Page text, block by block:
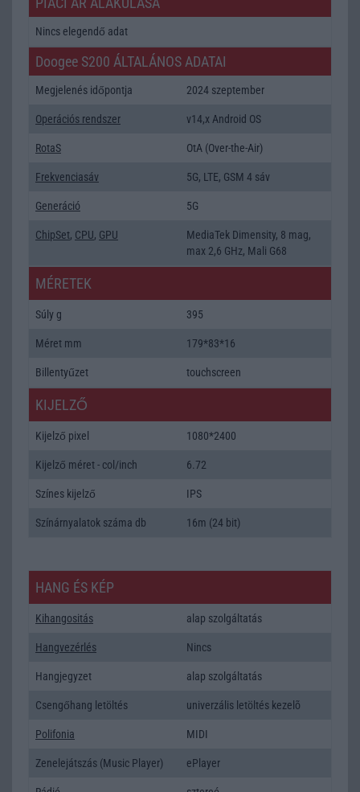
Nincs elegendő adat
Doogee S200 ÁLTALÁNOS ADATAI
Megjelenés időpontja 2024 szeptember
Operációs rendszer v14,x Android OS
RotaS OtA (Over-the-Air)
Frekvenciasáv 5G, LTE, GSM 4 sáv
Generáció 5G
ChipSet, CPU, GPU
MediaTek Dimensity, 8 mag,
max 2,6 GHz, Mali G68
MÉRETEK
Súly g 395
Méret mm 179*83*16
Billentyűzet touchscreen
KIJELZŐ
Kijelző pixel 1080*2400
Kijelző méret - col/inch 6.72
Színes kijelző IPS
Színárnyalatok száma db 16m (24 bit)
HANG ÉS KÉP
Kihangositás alap szolgáltatás
Hangvezérlés Nincs
Hangjegyzet alap szolgáltatás
Csengőhang letöltés univerzális letöltés kezelõ
Polifonia MIDI
Zenelejátszás (Music Player) ePlayer